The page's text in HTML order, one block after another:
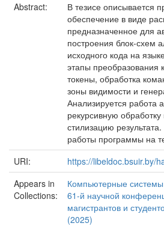
Abstract:
В тезисе описывается
обеспечение в виде
предназначенное для
построения блок-схем
исходного кода на
этапы преобразования
токены, обработка
зоны видимости и
Анализируется работа
рекурсивную
стилизацию
работы программы на
URI:
https://libeldoc.bsuir.by/
Appears in
Collections:
Компьютерные
61-й научной
магистрантов и
(2025)